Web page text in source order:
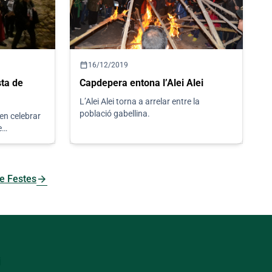
de
celebrar
calendar_today16/12/2019
Capdepera entona l’Alei Alei
L’Alei Alei torna a arrelar entre la
població gabellina.
Festesarrow_forward